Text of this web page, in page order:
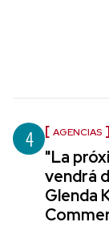
4 AGENCIAS
"La
vendrá
Glenda